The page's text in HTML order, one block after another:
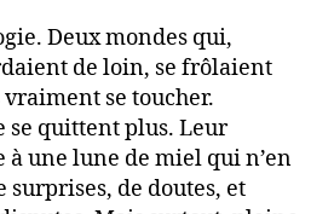
Deux mondes qui,
de loin, se frôlaient
se toucher.
se quittent plus. Leur
une lune de miel qui n’en
de doutes, et